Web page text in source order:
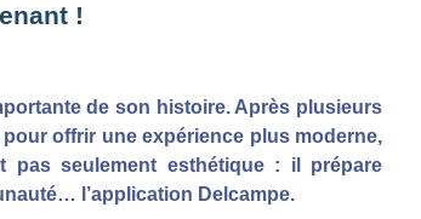
!
de son histoire. Après plusieurs
offrir une expérience plus moderne,
pas seulement esthétique : il prépare
l’application Delcampe.